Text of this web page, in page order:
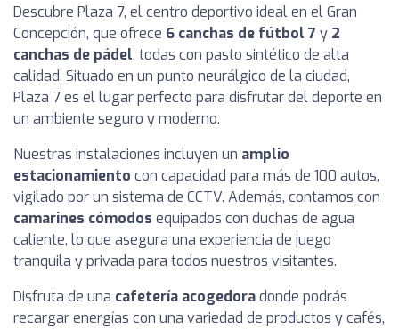
Descubre Plaza 7, el centro deportivo ideal en el Gran
Concepción, que ofrece 6 canchas de fútbol 7 y 2
canchas de pádel, todas con pasto sintético de alta
calidad. Situado en un punto neurálgico de la ciudad,
Plaza 7 es el lugar perfecto para disfrutar del deporte en
un ambiente seguro y moderno.
Nuestras instalaciones incluyen un amplio
estacionamiento con capacidad para más de 100 autos,
vigilado por un sistema de CCTV. Además, contamos con
camarines cómodos equipados con duchas de agua
caliente, lo que asegura una experiencia de juego
tranquila y privada para todos nuestros visitantes.
Disfruta de una cafetería acogedoradonde podrás
recargar energías con una variedad de productos y cafés,